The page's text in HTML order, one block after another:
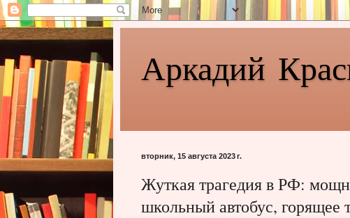
Аркадий
вторник, 15 августа 2023 г.
Жуткая трагедия в РФ:
школьный автобус,